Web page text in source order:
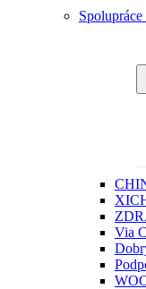
Spolupráce
Via